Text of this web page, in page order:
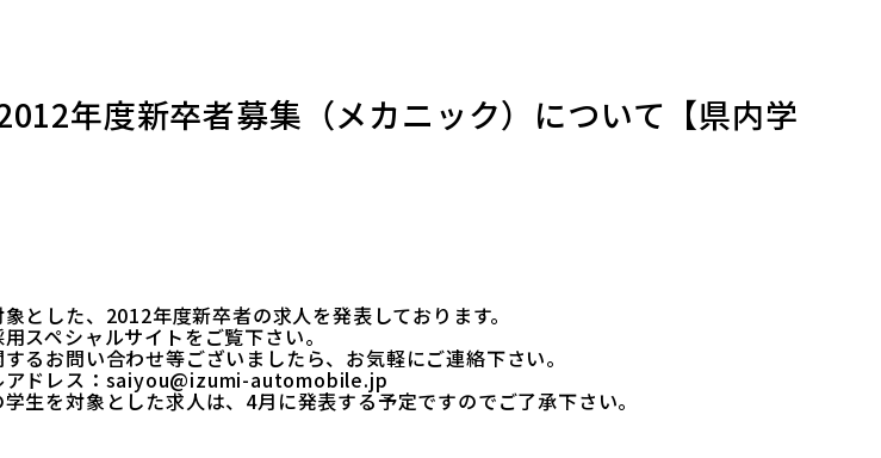
年度新卒者募集（メカニック）について【県内学
とした、2012年度新卒者の求人を発表しております。
用スペシャルサイトをご覧下さい。
るお問い合わせ等ございましたら、お気軽にご連絡下さい。
ドレス： saiyou@izumi-automobile.jp
生を対象とした求人は、4月に発表する予定ですのでご了承下さい。